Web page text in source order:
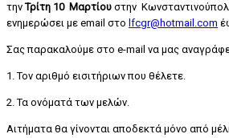
τηνΤρίτη 10 Μαρτίου στην
ενημερώσει με email στο lfcgr@hotmail.com
Σας παρακαλούμε στο e-mail να μας
1. Τον αριθμό εισιτήριων που θέλετε.
2. Τα ονόματά των μελών.
Αιτήματα θα γίνονται αποδεκτά μόνο από